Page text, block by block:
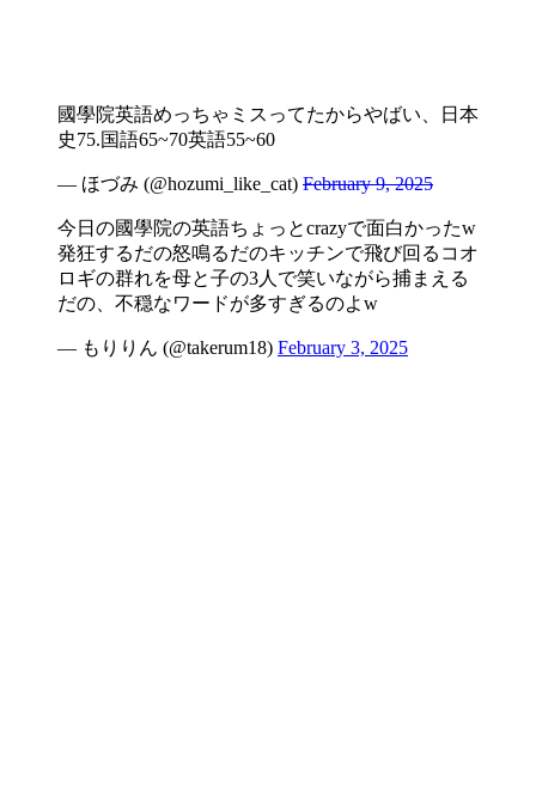
國學院英語めっちゃミスってたからやばい、日本
史75.国語65~70英語55~60
— ほづみ (@hozumi_like_cat) February 9, 2025
今日の國學院の英語ちょっとcrazyで面白かったw
発狂するだの怒鳴るだのキッチンで飛び回るコオ
ロギの群れを母と子の3人で笑いながら捕まえる
だの、不穏なワードが多すぎるのよw
— もりりん (@takerum18) February 3, 2025